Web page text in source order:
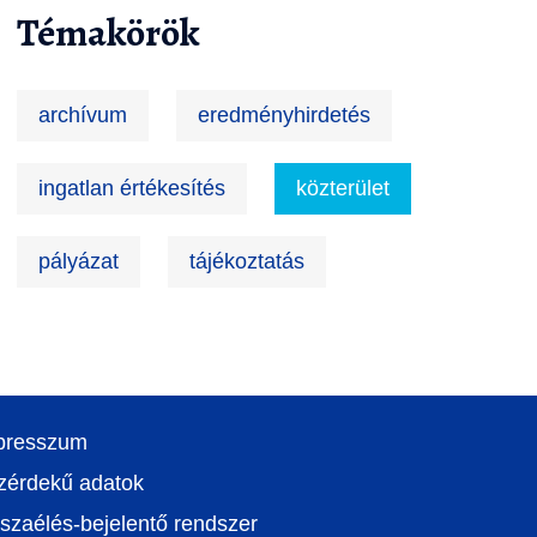
Témakörök
archívum eredményhirdetés
ingatlan értékesítés közterület
pályázat tájékoztatás
adatok
bejelentő rendszer